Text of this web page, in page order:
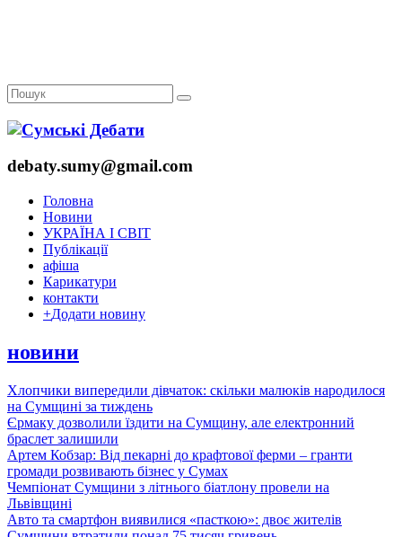
debaty.sumy@gmail.com
Головна
Новини
УКРАЇНА І СВІТ
Публікації
афіша
Карикатури
контакти
+Додати новину
новини
Хлопчики випередили дівчаток: скільки малюків народилося
на Сумщині за тиждень
Єрмаку дозволили їздити на Сумщину, але електронний
браслет залишили
Артем Кобзар: Від пекарні до крафтової ферми – гранти
громади розвивають бізнес у Сумах
Чемпіонат Сумщини з літнього біатлону провели на
Львівщині
Авто та смартфон виявилися «пасткою»: двоє жителів